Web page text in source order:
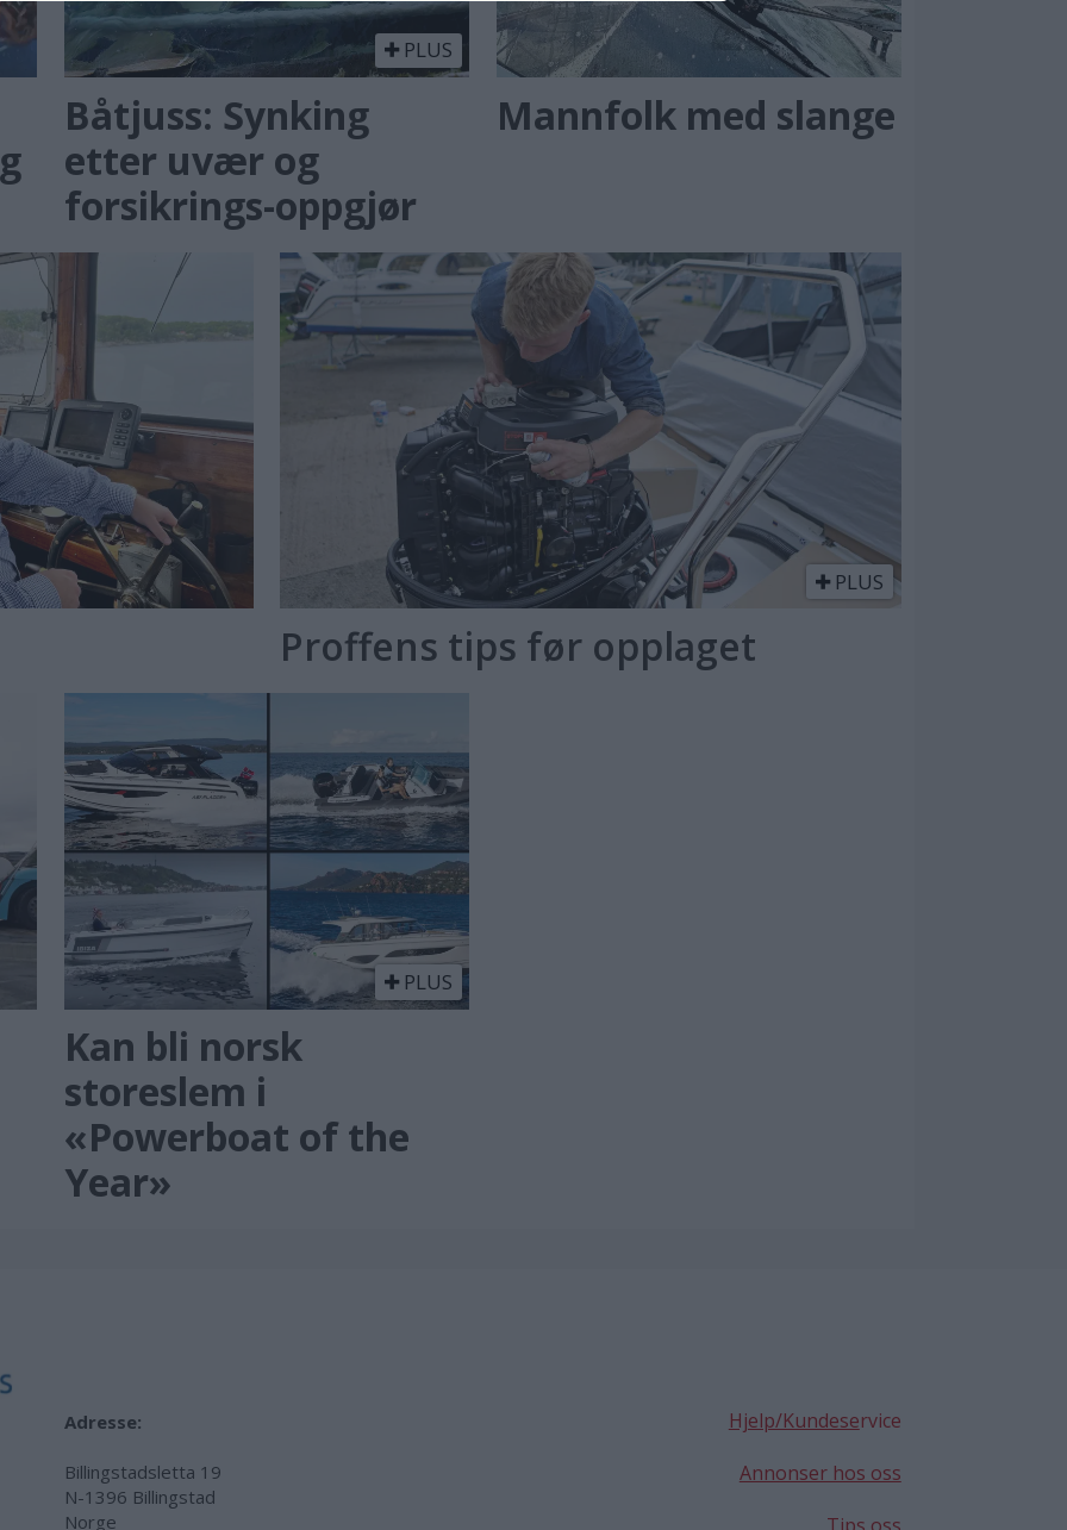
PLUS
Båtjuss: Synking
etter uvær og
forsikrings-oppgjør
Mannfolk med slange
PLUS
Proffens tips før opplaget
PLUS
Kan bli norsk
storeslem i
«Powerboat of the
Year»
Adresse:
Billingstadsletta 19
N-1396 Billingstad
Norge
Hjelp/Kundeservice
Annonser hos oss